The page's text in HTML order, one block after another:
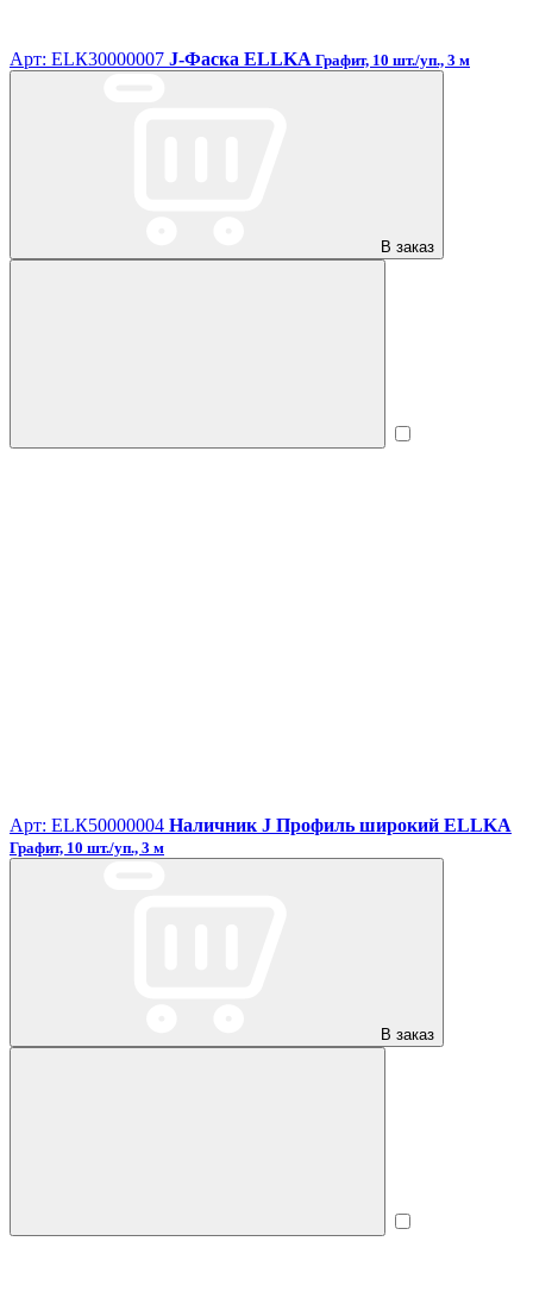
Арт: ЕLК30000007 J-Фаска ELLKA Графит, 10 шт./уп., 3 м
В заказ
Арт: ЕLК50000004 Наличник J Профиль широкий ELLKA
Графит, 10 шт./уп., 3 м
В заказ